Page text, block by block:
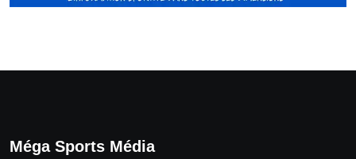
Méga Sports Média